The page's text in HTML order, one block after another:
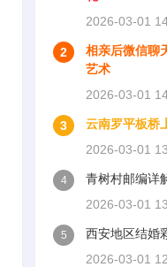
2026-03-01
2
相亲后微信聊
艺术
2026-03-01
3
云南罗平板桥
2026-03-01
4
青树村邮编详
2026-03-01
5
西安地区结婚
2026-03-01